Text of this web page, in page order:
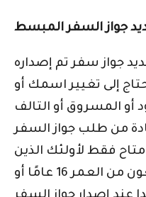
جواز السفر المبسط
جواز سفر تم إصداره
2002 ، ولا تحتاج إلى تغيير اسمك أو
أو المسروق أو التالف
من طلب جواز السفر
فقط لأولئك الذين
يقيمون في كندا وكانوا يبلغون من العمر 16 عامًا أو